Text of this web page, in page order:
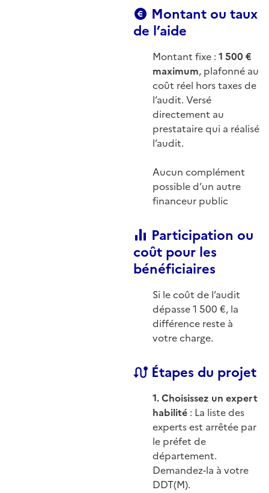
Montant ou taux
de l’aide
Montant fixe : 1 500 €
maximum, plafonné au
coût réel hors taxes de
l’audit. Versé
directement au
prestataire qui a réalisé
l’audit.
Aucun complément
possible d’un autre
financeur public
Participation ou
coût pour les
bénéficiaires
Si le coût de l’audit
dépasse 1 500 €, la
différence reste à
votre charge.
Étapes du projet
1. Choisissez un expert
habilité : La liste des
experts est arrêtée par
le préfet de
département.
Demandez-la à votre
DDT(M).